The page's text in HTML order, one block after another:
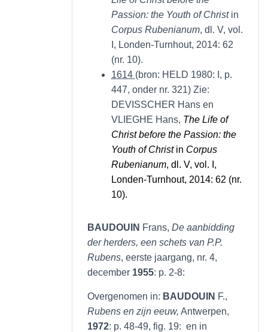
Passion: the Youth of Christin
Corpus Rubenianum, dl. V, vol.
I, Londen-Turnhout, 2014: 62
(nr. 10).
1614 (bron: HELD 1980: I, p.
447, onder nr. 321) Zie:
DEVISSCHER Hans en
VLIEGHE Hans, The Life of
Christ before the Passion: the
Youth of Christin Corpus
Rubenianum, dl. V, vol. I,
Londen-Turnhout, 2014: 62 (nr.
10).
BAUDOUIN Frans, De aanbidding
der herders, een schets van P.P.
Rubens, eerste jaargang, nr. 4,
december 1955: p. 2-8:
Overgenomen in: BAUDOUIN F.,
Rubens en zijn eeuw, Antwerpen,
1972: p. 48-49, fig. 19: en in